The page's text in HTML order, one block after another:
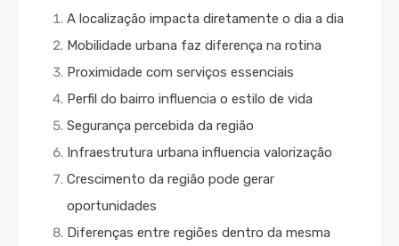
A localização impacta diretamente o dia a dia
Mobilidade urbana faz diferença na rotina
Proximidade com serviços essenciais
Perfil do bairro influencia o estilo de vida
Segurança percebida da região
Infraestrutura urbana influencia valorização
Crescimento da região pode gerar
oportunidades
Diferenças entre regiões dentro da mesma